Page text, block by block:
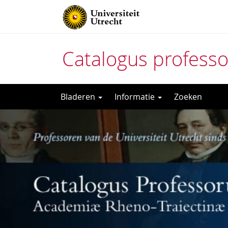
Catalogus
naar
het
inhoud
Bladeren Informatie Zoeken